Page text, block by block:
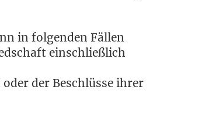
in fol­gen­den Fäl­len
ein­schließ­lich
der Beschlüs­se ihrer